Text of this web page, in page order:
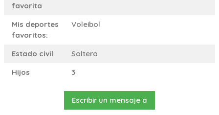
favorita
Mis deportes
favoritos:
Voleibol
Estado civil
Soltero
Hijos
3
Escribir un mensaje a